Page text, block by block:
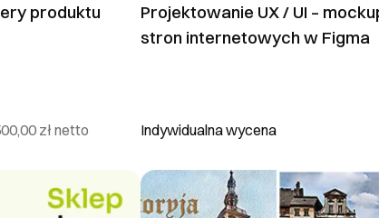
produktu
złnetto
Projektowanie UX / UI –
stron internetowych w Figma
Indywidualna wycena